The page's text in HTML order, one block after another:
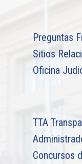
Preguntas
Sitios
Oficina
TTA
Concursos